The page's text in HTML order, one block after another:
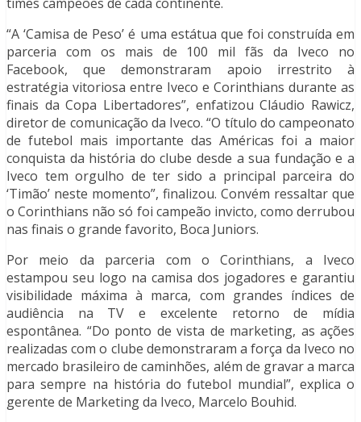
“A ‘Camisa de Peso’ é uma estátua que foi construída em
parceria com os mais de 100 mil fãs da Iveco no
Facebook, que demonstraram apoio irrestrito à
estratégia vitoriosa entre Iveco e Corinthians durante as
finais da Copa Libertadores”, enfatizou Cláudio Rawicz,
diretor de comunicação da Iveco. “O título do campeonato
de futebol mais importante das Américas foi a maior
conquista da história do clube desde a sua fundação e a
Iveco tem orgulho de ter sido a principal parceira do
‘Timão’ neste momento”, finalizou. Convém ressaltar que
o Corinthians não só foi campeão invicto, como derrubou
nas finais o grande favorito, Boca Juniors.
Por meio da parceria com o Corinthians, a Iveco
estampou seu logo na camisa dos jogadores e garantiu
visibilidade máxima à marca, com grandes índices de
audiência na TV e excelente retorno de mídia
espontânea. “Do ponto de vista de marketing, as ações
realizadas com o clube demonstraram a força da Iveco no
mercado brasileiro de caminhões, além de gravar a marca
para sempre na história do futebol mundial”, explica o
gerente de Marketing da Iveco, Marcelo Bouhid.